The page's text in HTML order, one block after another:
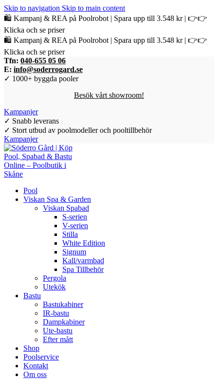
Skip to navigation Skip to main content
🛍️ Kampanj & REA på Poolrobot | Spara upp till 3.548 kr | 👉👉
Klicka och se priser
🛍️ Kampanj & REA på Poolrobot | Spara upp till 3.548 kr | 👉👉
Klicka och se priser
Tfn: 040-655 05 06
E: info@soderrogard.se
✓ 1000+ byggda pooler
Besök vårt showroom!
Kampanjer
✓ Snabb leverans
✓ Stort utbud av poolmodeller och pooltillbehör
Kampanjer
Pool
Viskan Spa & Garden
Viskan Spabad
S-serien
V-serien
Stilla
White Edition
Signum
Kall/varmbad
Spa Tillbehör
Pergola
Utekök
Bastu
Bastukabiner
IR-bastu
Dampkabiner
Ute-bastu
Efter mått
Shop
Poolservice
Kontakt
Om oss